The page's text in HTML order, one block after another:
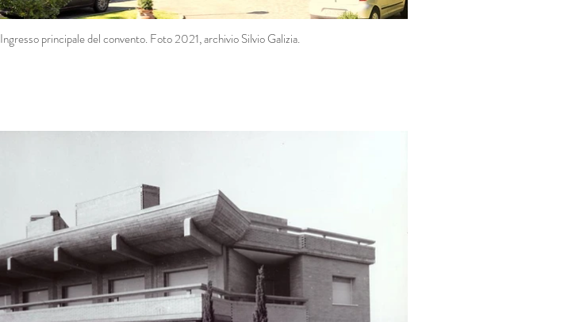
Ingresso principale del convento. Foto 2021, archivio Silvio Galizia.